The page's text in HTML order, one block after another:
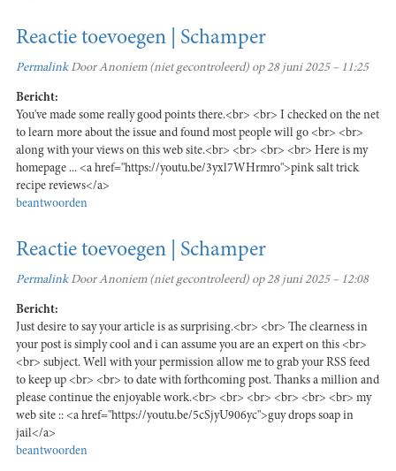
Reactie toevoegen | Schamper
PermalinkDoorAnoniem (niet gecontroleerd) op 28 juni 2025 – 11:25
Bericht:
You've made some really good points there.<br> <br> I checked on the net
to learn more about the issue and found most people will go <br> <br>
along with your views on this web site.<br> <br> <br> <br> Here is my
homepage ... <a href="https://youtu.be/3yxl7WHrmro">pink salt trick
recipe reviews</a>
beantwoorden
Reactie toevoegen | Schamper
PermalinkDoorAnoniem (niet gecontroleerd) op 28 juni 2025 – 12:08
Bericht:
Just desire to say your article is as surprising.<br> <br> The clearness in
your post is simply cool and i can assume you are an expert on this <br>
<br> subject. Well with your permission allow me to grab your RSS feed
to keep up <br> <br> to date with forthcoming post. Thanks a million and
please continue the enjoyable work.<br> <br> <br> <br> <br> <br> my
web site :: <a href="https://youtu.be/5cSjyU906yc">guy drops soap in
jail</a>
beantwoorden